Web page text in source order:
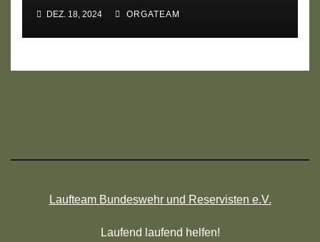
DEZ. 18, 2024 ORGATEAM
Laufteam Bundeswehr und Reservisten e.V.
Laufend laufend helfen!